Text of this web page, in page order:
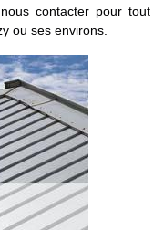
contacter pour tout
ou ses environs.